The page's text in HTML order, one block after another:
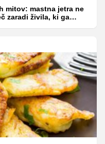
mitov: mastna jetra ne
zaradi živila, ki ga